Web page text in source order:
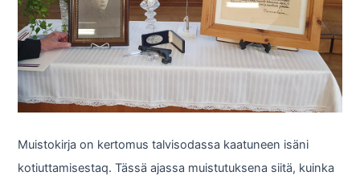
Muistokirja on kertomus talvisodassa kaatuneen isäni
kotiuttamisestaq. Tässä ajassa muistutuksena siitä, kuinka